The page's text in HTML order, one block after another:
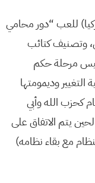
للعب “دور محامي
وتصنيف كتائب
مرحلة حكم
وديمومتها
كحزب الله وأبي
يتم الاتفاق على
مع بقاء نظامه)